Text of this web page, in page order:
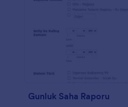
Gunluk Saha Raporu